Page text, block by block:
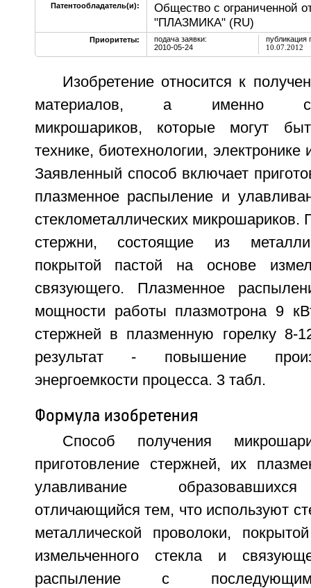
Патентообладатель(и):
Общество с ограниченной
"ПЛАЗМИКА" (RU)
Приоритеты:
подача заявки:
2010-05-24
публикация
10.07.2012
Изобретение относится к
материалов, а именно
микрошариков, которые могут
технике, биотехнологии,
Заявленный способ включает
плазменное распыление и
стеклометаллических микрошариков.
стержни, состоящие из
покрытой пастой на основе
связующего. Плазменное
мощности работы плазмотрона 9
стержней в плазменную горелку 8-
результат - повышение
энергоемкости процесса. 3 табл.
Формула изобретения
Способ получения
приготовление стержней, их
улавливание
отличающийся тем, что используют
металлической проволоки,
измельченного стекла и
распыление с